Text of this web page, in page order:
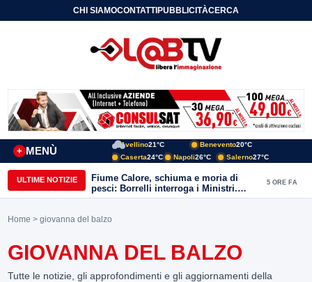
CHI SIAMOCONTATTIPUBBLICITÀCERCA
MENÙ
+
Avellino21°C Benevento20°C
Caserta24°C Napoli26°C Salerno27°C
ULTIME NOTIZIE
Fiume Calore, schiuma e moria di
pesci: Borrelli interroga i Ministri.
“Benevento paga l’assenza del
5 ORE FA
Home > giovanna del balzo
GIOVANNA DEL BALZO
Tutte le notizie, gli approfondimenti e gli aggiornamenti della